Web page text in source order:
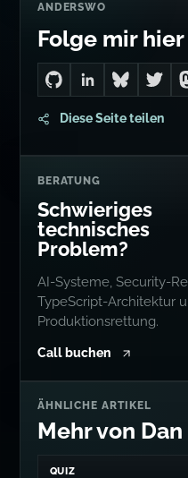
ANDERSWO
Folge mir
Go to Dan's
Connect with
Follow
Diese Seite teilen
BERATUNG
Schwieriges
technisches
Problem?
AI-Systeme, Security-
TypeScript-Architektur
Produktionsrettung.
Call buchen
ÄHNLICHE ARTIKEL
Mehr von
QUIZ